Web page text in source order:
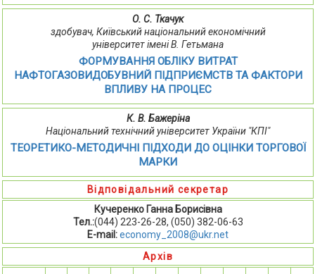
О. С. Ткачук
здобувач, Київський національний економічний
університет імені В. Гетьмана
ФОРМУВАННЯ ОБЛІКУ ВИТРАТ
НАФТОГАЗОВИДОБУВНИЙ ПІДПРИЄМСТВ ТА ФАКТОРИ
ВПЛИВУ НА ПРОЦЕС
К. В. Бажеріна
Національний технічний університет України "КПІ"
ТЕОРЕТИКО-МЕТОДИЧНІ ПІДХОДИ ДО ОЦІНКИ ТОРГОВОЇ
МАРКИ
Відповідальний секретар
Кучеренко Ганна Борисівна
Тел.:(044) 223-26-28, (050) 382-06-63
E-mail:economy_2008@ukr.net
Архів